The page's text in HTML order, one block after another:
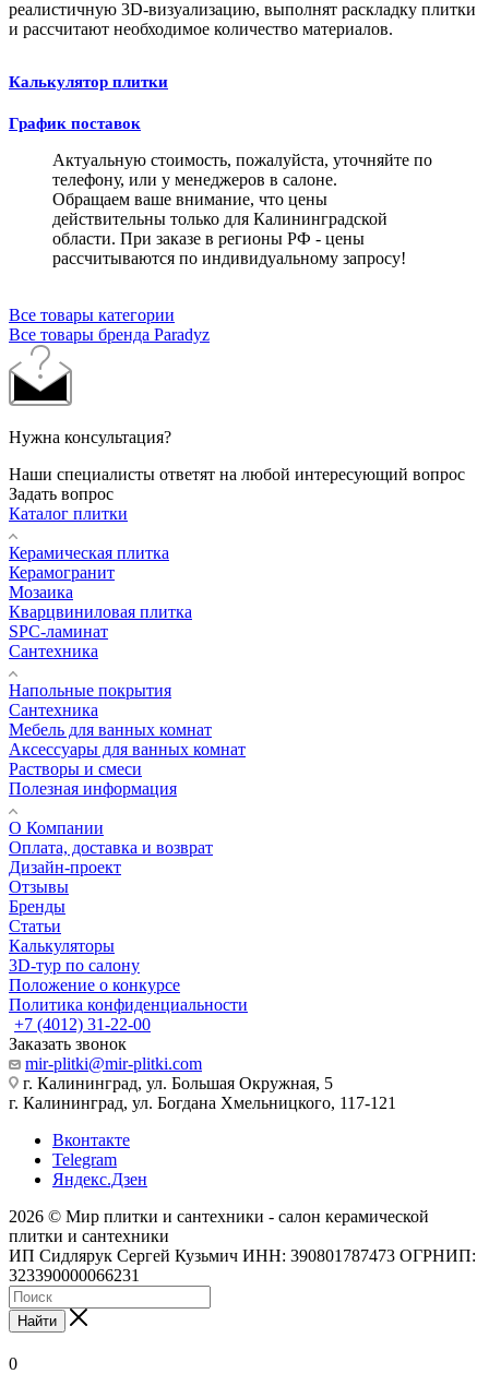
реалистичную 3D-визуализацию, выполнят раскладку плитки
и рассчитают необходимое количество материалов.
Калькулятор плитки
График поставок
Актуальную стоимость, пожалуйста, уточняйте по
телефону, или у менеджеров в салоне.
Обращаем ваше внимание, что цены
действительны только для Калининградской
области. При заказе в регионы РФ - цены
рассчитываются по индивидуальному запросу!
Все товары категории
Все товары бренда Paradyz
Нужна консультация?
Наши специалисты ответят на любой интересующий вопрос
Задать вопрос
Каталог плитки
Керамическая плитка
Керамогранит
Мозаика
Кварцвиниловая плитка
SPC-ламинат
Сантехника
Напольные покрытия
Сантехника
Мебель для ванных комнат
Аксессуары для ванных комнат
Растворы и смеси
Полезная информация
О Компании
Оплата, доставка и возврат
Дизайн-проект
Отзывы
Бренды
Статьи
Калькуляторы
3D-тур по салону
Положение о конкурсе
Политика конфиденциальности
+7 (4012) 31-22-00
Заказать звонок
mir-plitki@mir-plitki.com
г. Калининград, ул. Большая Окружная, 5
г. Калининград, ул. Богдана Хмельницкого, 117-121
Вконтакте
Telegram
Яндекс.Дзен
2026 © Мир плитки и сантехники - салон керамической
плитки и сантехники
ИП Сидлярук Сергей Кузьмич ИНН: 390801787473 ОГРНИП:
323390000066231
Найти
0